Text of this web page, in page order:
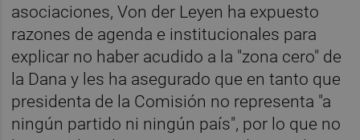
asociaciones, Von der Leyen ha expuesto
razones de agenda e institucionales para
explicar no haber acudido a la "zona cero" de
la Dana y les ha asegurado que en tanto que
presidenta de la Comisión no representa "a
ningún partido ni ningún país", por lo que no